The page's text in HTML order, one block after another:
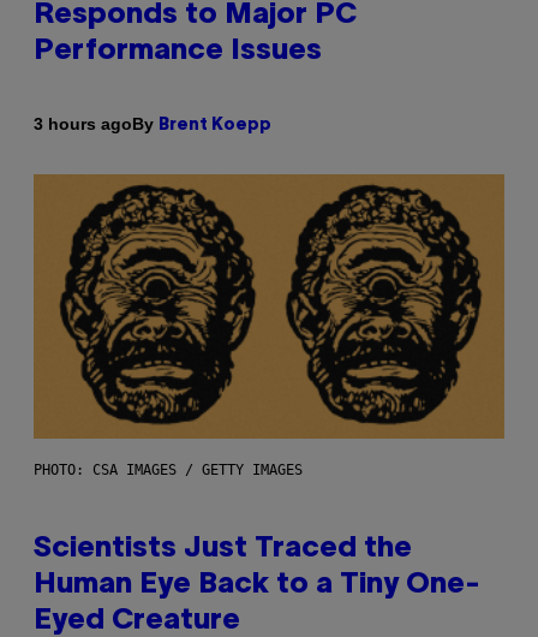
Responds to Major PC
Performance Issues
3 hours agoBy Brent Koepp
PHOTO: CSA IMAGES / GETTY IMAGES
Scientists Just Traced the
Human Eye Back to a Tiny One-
Eyed Creature